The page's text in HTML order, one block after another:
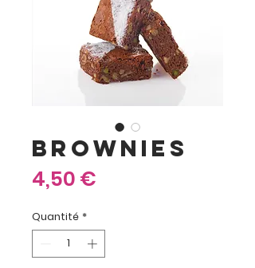
BROWNIES
4,50 €
Quantité *